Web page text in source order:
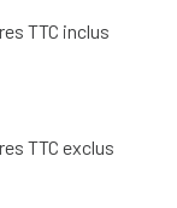
TTC inclus
TTC exclus